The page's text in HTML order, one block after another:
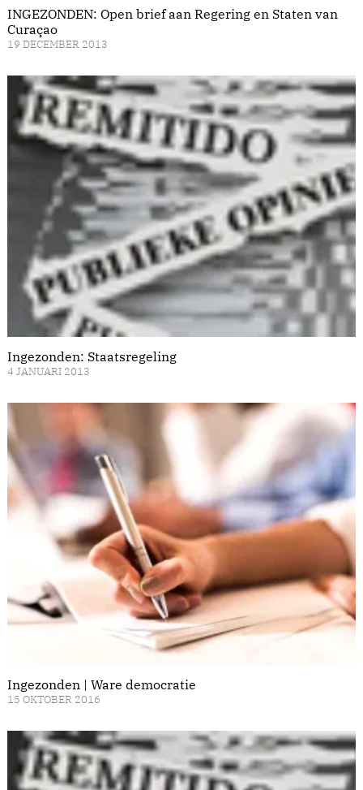
INGEZONDEN: Open brief aan Regering en Staten van
Curaçao
19 DECEMBER 2013
Ingezonden: Staatsregeling
4 JANUARI 2013
Ingezonden | Ware democratie
15 OKTOBER 2016